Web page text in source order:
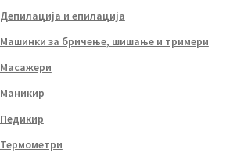
Депилација и епилација
Машинки за бричење, шишање и тримери
Масажери
Маникир
Педикир
Термометри